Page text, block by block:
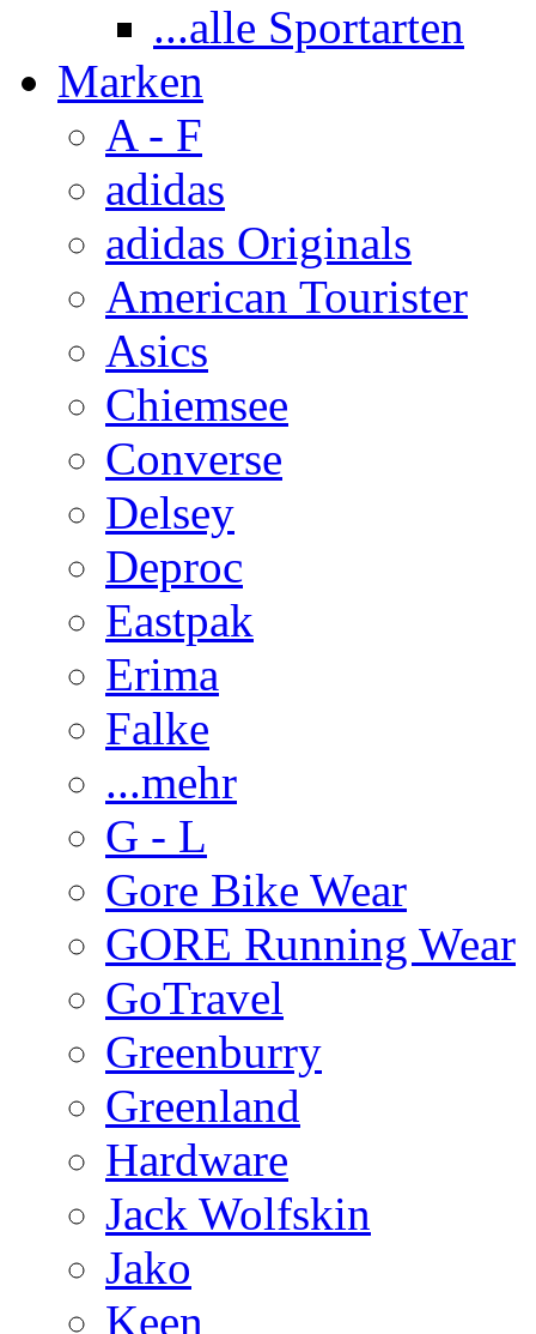
...alle Sportarten
Marken
A - F
adidas
adidas Originals
American Tourister
Asics
Chiemsee
Converse
Delsey
Deproc
Eastpak
Erima
Falke
...mehr
G - L
Gore Bike Wear
GORE Running Wear
GoTravel
Greenburry
Greenland
Hardware
Jack Wolfskin
Jako
Keen